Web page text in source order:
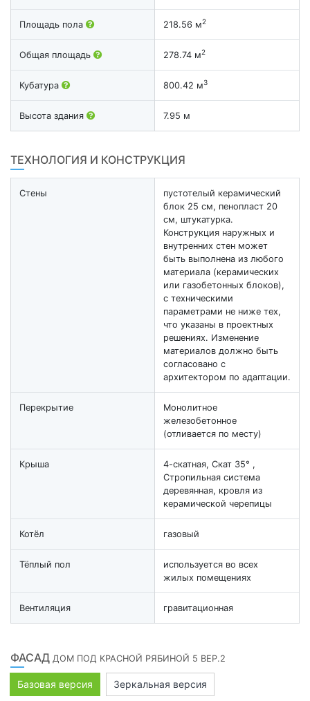
Площадь пола 218.56 м2
Общая площадь 278.74 м2
Кубатура 800.42 м3
Высота здания 7.95 м
ТЕХНОЛОГИЯ И КОНСТРУКЦИЯ
Стены
пустотелый керамический
блок 25 см, пенопласт 20
см, штукатурка.
Конструкция наружных и
внутренних стен может
быть выполнена из любого
материала (керамических
или газобетонных блоков),
с техническими
параметрами не ниже тех,
что указаны в проектных
решениях. Изменение
материалов должно быть
согласовано с
архитектором по адаптации.
Перекрытие
Монолитное
железобетонное
(отливается по месту)
Крыша
4-скатная, Скат 35° ,
Стропильная система
деревянная, кровля из
керамической черепицы
Котёл газовый
Тёплый пол
используется во всех
жилых помещениях
Вентиляция гравитационная
ФАСАД ДОМ ПОД КРАСНОЙ РЯБИНОЙ 5 ВЕР.2
Базовая версия Зеркальная версия